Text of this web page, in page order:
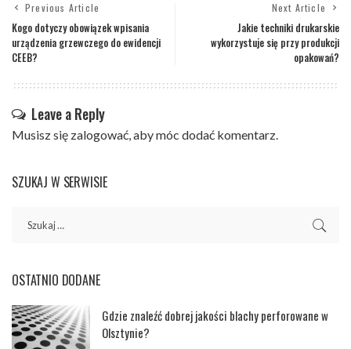
Previous Article
Kogo dotyczy obowiązek wpisania
urządzenia grzewczego do ewidencji
CEEB?
Next Article
Jakie techniki drukarskie
wykorzystuje się przy produkcji
opakowań?
Leave a Reply
Musisz się zalogować, aby móc dodać komentarz.
SZUKAJ W SERWISIE
OSTATNIO DODANE
Gdzie znaleźć dobrej jakości blachy perforowane w
Olsztynie?